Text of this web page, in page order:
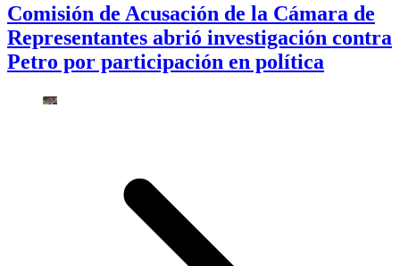
Comisión de Acusación de la Cámara de
Representantes abrió investigación contra
Petro por participación en política